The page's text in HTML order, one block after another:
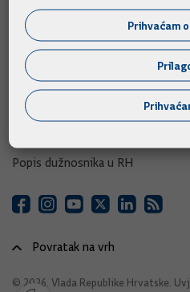
Izvozni portal
Adresar
Središnji katalog službenih
Adresar tijela javne vlasti
Popis dužnosnika u RH
Povratak na vrh
© 2026. Vlada Republike Hrvatske.
Prihvaćam